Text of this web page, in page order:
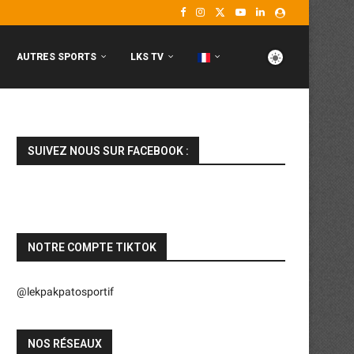
AUTRES SPORTS LKS TV
SUIVEZ NOUS SUR FACEBOOK :
NOTRE COMPTE TIKTOK
@lekpakpatosportif
NOS RÉSEAUX